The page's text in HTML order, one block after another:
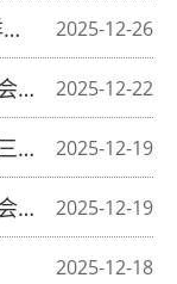
2025-12-26
杯”
2025-12-22
暨
2025-12-19
班
佳 2025-12-19
暨
2025-12-18